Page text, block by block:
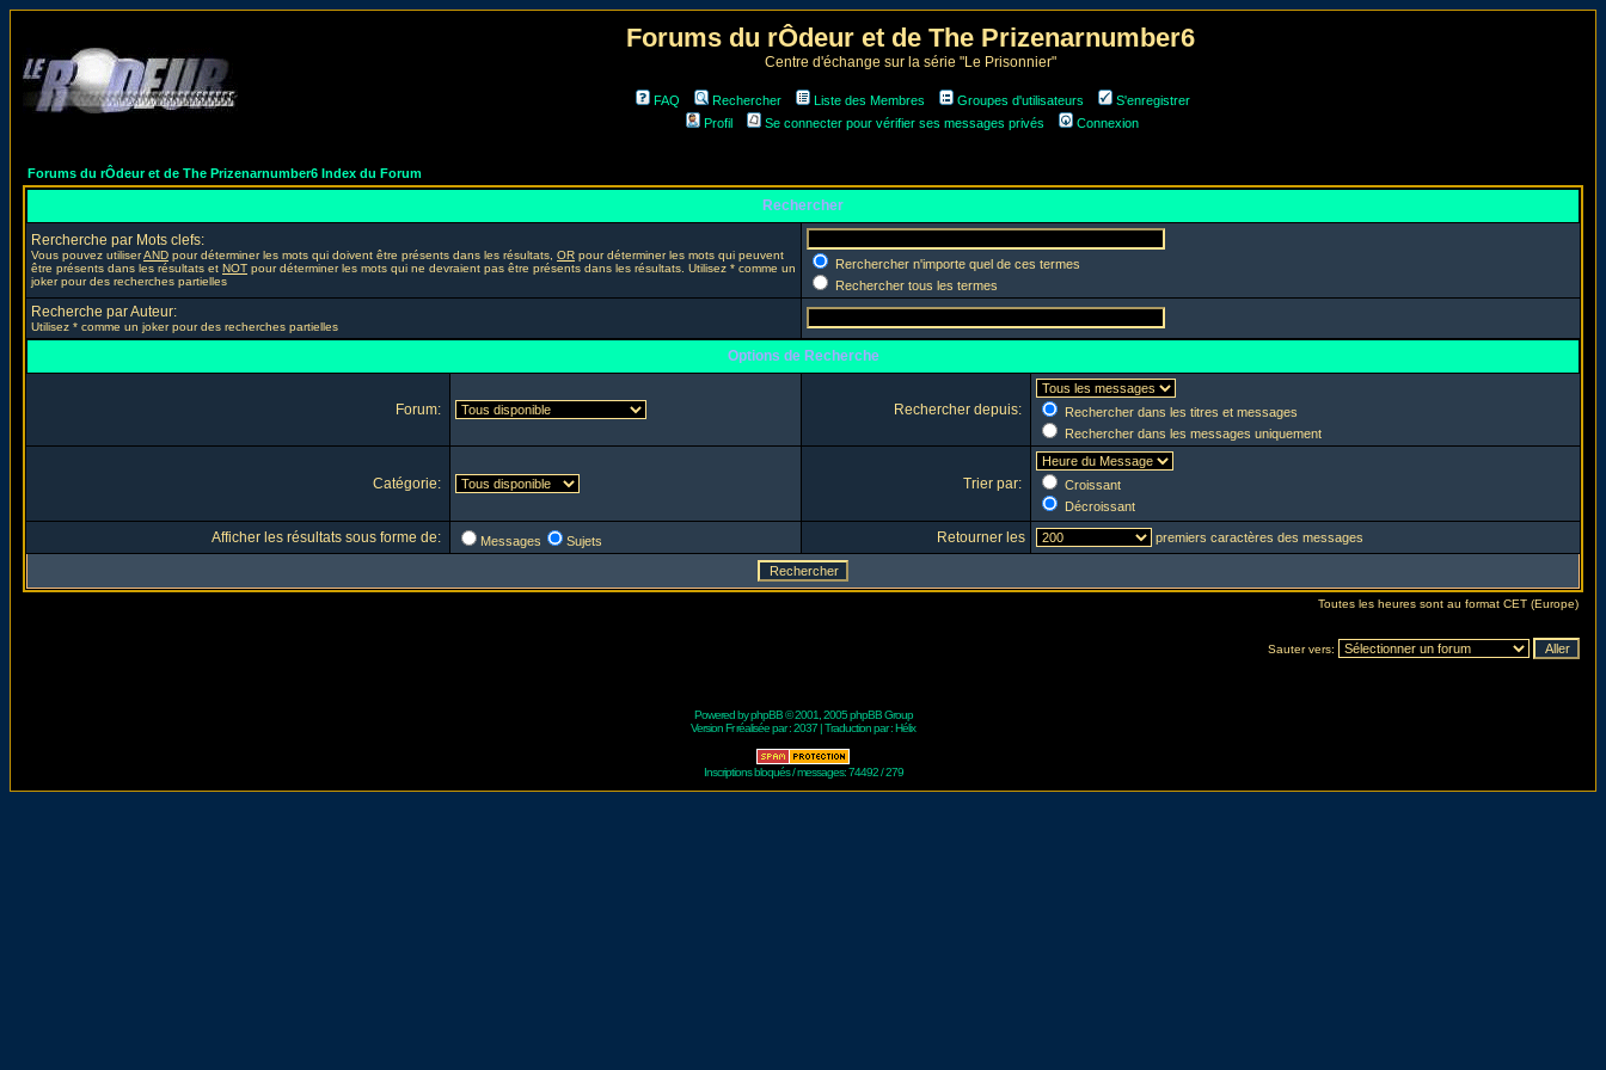
Forums du rÔdeur et de The Prizenarnumber6
Centre d'échange sur la série "Le Prisonnier"
FAQ Rechercher Liste des Membres Groupes d'utilisateurs
S'enregistrer
Profil
Se connecter pour vérifier ses messages privés Connexion
Forums du rÔdeur et de The Prizenarnumber6 Index du Forum
Rechercher
Rercherche par Mots clefs:
Vous pouvez utiliserAND pour déterminer les mots qui doivent être présents dans les résultats, OR pour déterminer les mots qui peuvent
être présents dans les résultats et NOT pour déterminer les mots qui ne devraient pas être présents dans les résultats. Utilisez * comme un
joker pour des recherches partielles
Rerchercher n'importe quel de ces termes
Rechercher tous les termes
Recherche par Auteur:
Utilisez * comme un joker pour des recherches partielles
Options de Recherche
Forum: Rechercher depuis:
Rechercher dans les titres et messages
Rechercher dans les messages uniquement
Catégorie: Trier par:
Croissant
Décroissant
Afficher les résultats sous forme de: Messages Sujets Retourner les premiers caractères des messages
Toutes les heures sont au format CET (Europe)
Sauter vers:
Powered byphpBB© 2001, 2005 phpBB Group
Version Fr réalisée par :2037 | Traduction par :Hélix
Inscriptions bloqués / messages: 74492 / 279